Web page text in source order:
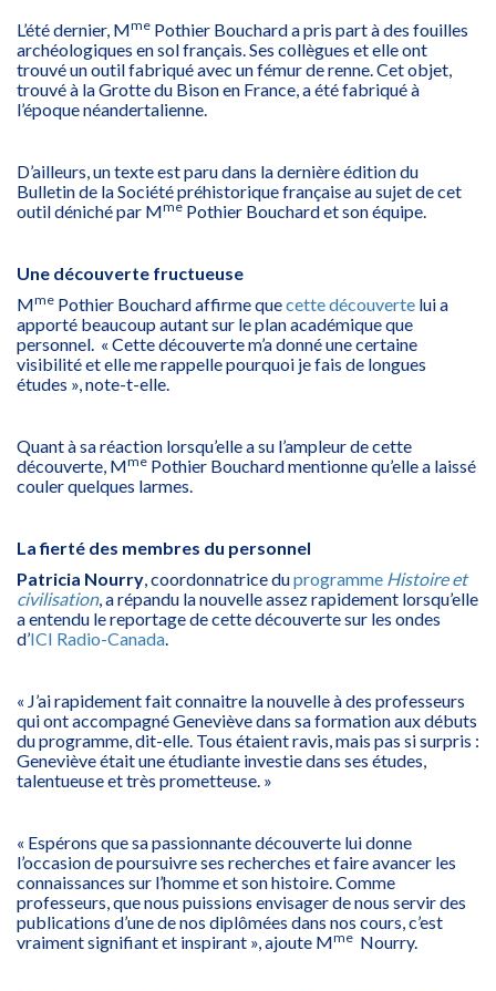
L’été dernier, Mme Pothier Bouchard a pris part à des fouilles
archéologiques en sol français. Ses collègues et elle ont
trouvé un outil fabriqué avec un fémur de renne. Cet objet,
trouvé à la Grotte du Bison en France, a été fabriqué à
l’époque néandertalienne.
D’ailleurs, un texte est paru dans la dernière édition du
Bulletin de la Société préhistorique française au sujet de cet
outil déniché par Mme Pothier Bouchard et son équipe.
Une découverte fructueuse
Mme Pothier Bouchard affirme quecette découverte lui a
apporté beaucoup autant sur le plan académique que
personnel. « Cette découverte m’a donné une certaine
visibilité et elle me rappelle pourquoi je fais de longues
études », note-t-elle.
Quant à sa réaction lorsqu’elle a su l’ampleur de cette
découverte, Mme Pothier Bouchard mentionne qu’elle a laissé
couler quelques larmes.
La fierté des membres du personnel
Patricia Nourry , coordonnatrice duprogramme Histoire et
civilisation, a répandu la nouvelle assez rapidement lorsqu’elle
a entendu le reportage de cette découverte sur les ondes
d’ICI Radio-Canada
« J’ai rapidement fait connaitre la nouvelle à des professeurs
qui ont accompagné Geneviève dans sa formation aux débuts
du programme, dit-elle. Tous étaient ravis, mais pas si surpris :
Geneviève était une étudiante investie dans ses études,
talentueuse et très prometteuse. »
« Espérons que sa passionnante découverte lui donne
l’occasion de poursuivre ses recherches et faire avancer les
connaissances sur l’homme et son histoire. Comme
professeurs, que nous puissions envisager de nous servir des
publications d’une de nos diplômées dans nos cours, c’est
vraiment signifiant et inspirant », ajoute Mme Nourry.